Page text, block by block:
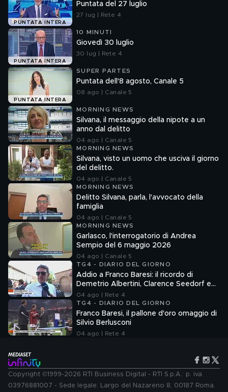
PUNTATA INTERA
Puntata del 27 luglio
27 lug | Rete 4
PUNTATA INTERA
10 MINUTI
Giovedì 30 luglio
30 lug | Rete 4
PUNTATA INTERA
SUPER PARTES
Puntata dell'8 agosto, Canale 5
08 ago | Canale 5
MORNING NEWS
Silvana, il messaggio della nipote a un
anno dal delitto
04 ago | Canale 5
MORNING NEWS
Silvana, visto un uomo che usciva il giorno
del delitto.
04 ago | Canale 5
MORNING NEWS
Delitto Silvana, parla, l'avvocato della
famiglia
04 ago | Canale 5
MORNING NEWS
Garlasco, l'interrogatorio di Andrea
Sempio del 6 maggio 2026
04 ago | Canale 5
TG4 - DIARIO DEL GIORNO
Addio a Franco Baresi: il ricordo di
Demetrio Albertini, Clarence Seedorf e
Giovanni Galli
04 ago | Rete 4
TG4 - DIARIO DEL GIORNO
Franco Baresi, il pallone d'oro omaggio di
Silvio Berlusconi
04 ago | Rete 4
Copyright ©1999-2026 RTI Business Digital - RTI S.p.A.: p. iva
03976881007 - Sede legale: Largo del Nazareno 8, 00187 Roma.